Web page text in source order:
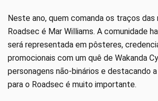
Neste ano, quem comanda os traços
Roadsec é Mar Williams. A comunidade
será representada em pôsteres,
promocionais com um quê de Wakanda
personagens não-binários e destacando
para o Roadsec é muito importante.